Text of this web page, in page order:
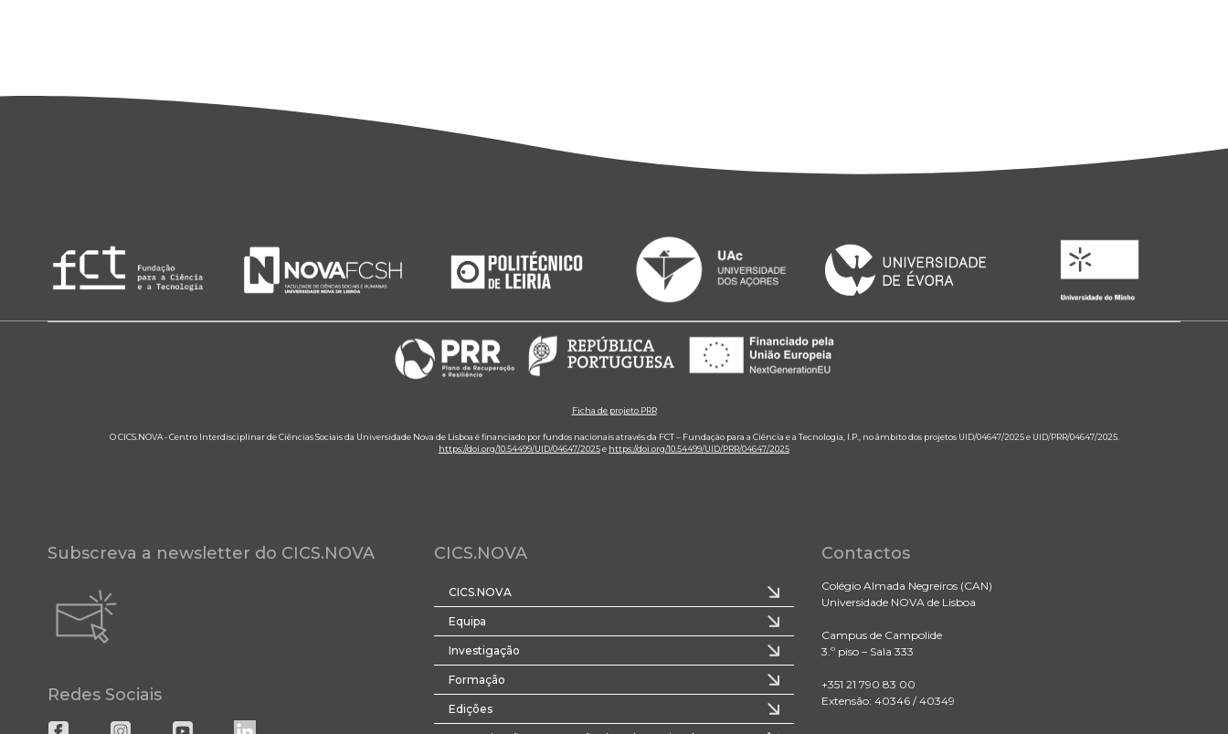
Ficha de projeto PRR
O CICS.NOVA - Centro Interdisciplinar de Ciências Sociais da Universidade Nova de Lisboa é financiado por fundos nacionais através da FCT – Fundação para a Ciência e a Tecnologia, I.P., no âmbito dos projetos UID/04647/2025 e UID/PRR/04647/2025.
https://doi.org/10.54499/UID/04647/2025e https://doi.org/10.54499/UID/PRR/04647/2025
Subscreva a newsletter do CICS.NOVA
Redes Sociais
CICS.NOVA
CICS.NOVA
Equipa
Investigação
Formação
Edições
Contactos
Colégio Almada Negreiros (CAN)
Universidade NOVA de Lisboa
Campus de Campolide
3.º piso – Sala 333
+351 21 790 83 00
Extensão: 40346 / 40349